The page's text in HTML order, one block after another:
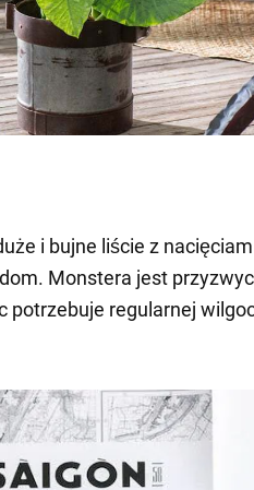
i bujne liście z
Monstera jest
potrzebuje regularnej